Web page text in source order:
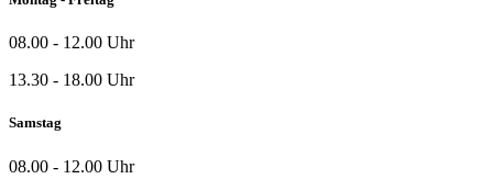
08.00 - 12.00 Uhr
13.30 - 18.00 Uhr
Samstag
08.00 - 12.00 Uhr